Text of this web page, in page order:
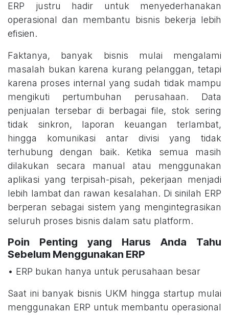
ERP justru hadir untuk menyederhanakan
operasional dan membantu bisnis bekerja lebih
efisien.
Faktanya, banyak bisnis mulai mengalami
masalah bukan karena kurang pelanggan, tetapi
karena proses internal yang sudah tidak mampu
mengikuti pertumbuhan perusahaan. Data
penjualan tersebar di berbagai file, stok sering
tidak sinkron, laporan keuangan terlambat,
hingga komunikasi antar divisi yang tidak
terhubung dengan baik. Ketika semua masih
dilakukan secara manual atau menggunakan
aplikasi yang terpisah-pisah, pekerjaan menjadi
lebih lambat dan rawan kesalahan. Di sinilah ERP
berperan sebagai sistem yang mengintegrasikan
seluruh proses bisnis dalam satu platform.
Poin Penting yang Harus Anda Tahu
Sebelum Menggunakan ERP
• ERP bukan hanya untuk perusahaan besar
Saat ini banyak bisnis UKM hingga startup mulai
menggunakan ERP untuk membantu operasional